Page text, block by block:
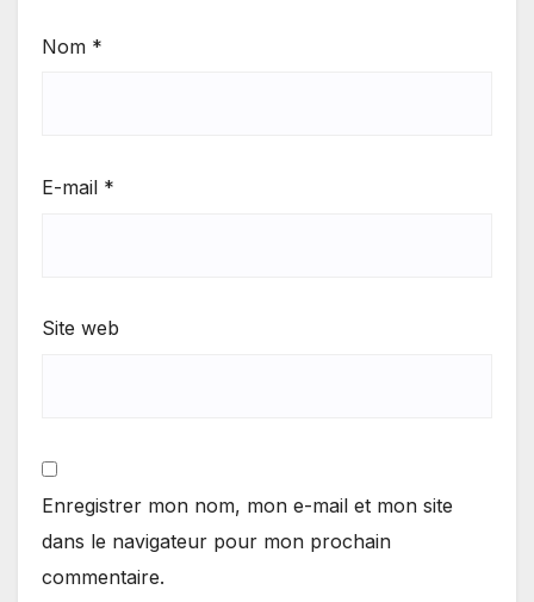
Nom *
E-mail *
Site web
Enregistrer mon nom, mon e-mail et mon site
dans le navigateur pour mon prochain
commentaire.